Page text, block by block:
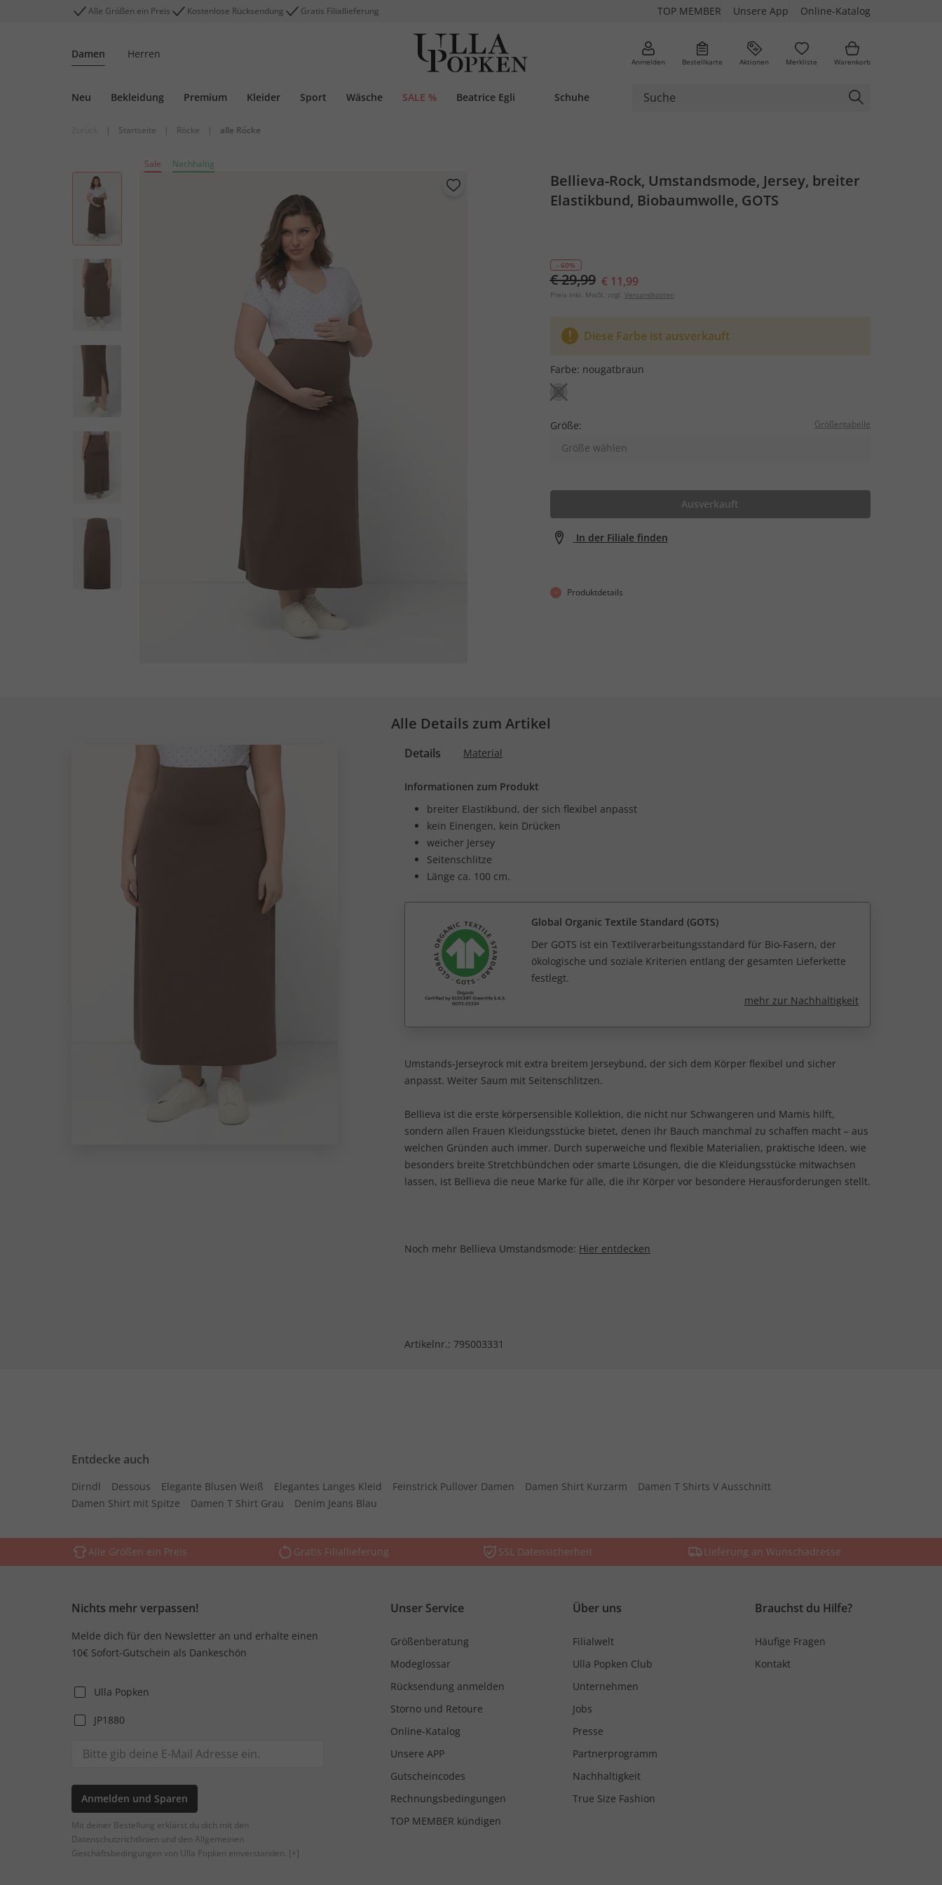
Alle Größen ein Preis Kostenlose Rücksendung Gratis Filiallieferung TOP MEMBER Unsere App Online-Katalog
Damen Herren
Anmelden Bestellkarte Aktionen Merkliste Warenkorb
Neu Bekleidung Premium Kleider Sport Wäsche SALE % Beatrice Egli Schuhe
| Startseite | Röcke | alle Röcke
Sale Nachhaltig
Bellieva-Rock, Umstandsmode, Jersey, breiter
Elastikbund, Biobaumwolle, GOTS
- 60%
€ 29,99 € 11,99
Preis inkl. MwSt. zzgl. Versandkosten
Diese Farbe ist ausverkauft
Farbe: nougatbraun
Größe: Größentabelle
Größe wählen
Ausverkauft
In der Filiale finden
Produktdetails
Alle Details zum Artikel
Details Material
Informationen zum Produkt
breiter Elastikbund, der sich flexibel anpasst
kein Einengen, kein Drücken
weicher Jersey
Seitenschlitze
Länge ca. 100 cm.
Global Organic Textile Standard (GOTS)
Der GOTS ist ein Textilverarbeitungsstandard für Bio-Fasern, der
ökologische und soziale Kriterien entlang der gesamten Lieferkette
festlegt.
mehr zur Nachhaltigkeit
Umstands-Jerseyrock mit extra breitem Jerseybund, der sich dem Körper flexibel und sicher
anpasst. Weiter Saum mit Seitenschlitzen.
Bellieva ist die erste körpersensible Kollektion, die nicht nur Schwangeren und Mamis hilft,
sondern allen Frauen Kleidungsstücke bietet, denen ihr Bauch manchmal zu schaffen macht – aus
welchen Gründen auch immer. Durch superweiche und flexible Materialien, praktische Ideen, wie
besonders breite Stretchbündchen oder smarte Lösungen, die die Kleidungsstücke mitwachsen
lassen, ist Bellieva die neue Marke für alle, die ihr Körper vor besondere Herausforderungen stellt.
Noch mehr Bellieva Umstandsmode: Hier entdecken
Artikelnr.: 795003331
Entdecke auch
Dirndl Dessous Elegante Blusen Weiß Elegantes Langes Kleid Feinstrick Pullover Damen Damen Shirt Kurzarm
Damen T Shirts V Ausschnitt
Damen Shirt mit Spitze
Damen T Shirt Grau Denim Jeans Blau
Alle Größen ein Preis Gratis Filiallieferung SSL Datensicherheit Lieferung an Wunschadresse
Nichts mehr verpassen!
Melde dich für den Newsletter an und erhalte einen
10€ Sofort-Gutschein als Dankeschön
Ulla Popken
JP1880
Anmelden und Sparen
Mit deiner Bestellung erklärst du dich mit den
Datenschutzrichtlinien und den Allgemeinen
Geschäftsbedingungen von Ulla Popken einverstanden. [+]
Unser Service
Größenberatung
Modeglossar
Rücksendung anmelden
Storno und Retoure
Online-Katalog
Unsere APP
Gutscheincodes
Rechnungsbedingungen
TOP MEMBER kündigen
Über uns
Filialwelt
Ulla Popken Club
Unternehmen
Jobs
Presse
Partnerprogramm
Nachhaltigkeit
True Size Fashion
Brauchst du Hilfe?
Häufige Fragen
Kontakt